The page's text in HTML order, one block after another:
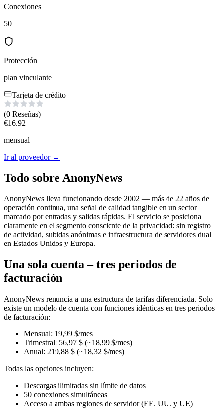
Conexiones
50
Protección
plan vinculante
Tarjeta de crédito
(0 Reseñas)
€16.92
mensual
Ir al proveedor→
Todo sobre AnonyNews
AnonyNews lleva funcionando desde 2002 — más de 22 años de
operación continua, una señal de calidad tangible en un sector
marcado por entradas y salidas rápidas. El servicio se posiciona
claramente en el segmento consciente de la privacidad: sin registro
de actividad, subidas anónimas e infraestructura de servidores dual
en Estados Unidos y Europa.
Una sola cuenta – tres periodos de
facturación
AnonyNews renuncia a una estructura de tarifas diferenciada. Solo
existe un modelo de cuenta con funciones idénticas en tres periodos
de facturación:
Mensual: 19,99 $/mes
Trimestral: 56,97 $ (~18,99 $/mes)
Anual: 219,88 $ (~18,32 $/mes)
Todas las opciones incluyen:
Descargas ilimitadas sin límite de datos
50 conexiones simultáneas
Acceso a ambas regiones de servidor (EE. UU. y UE)